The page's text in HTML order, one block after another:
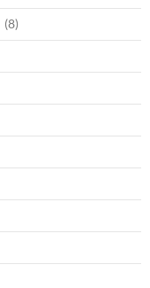
(8)